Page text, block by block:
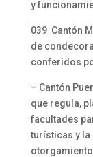
y
039 Cantón
de
conferidos
– Cantón
que regula,
facultades
turísticas y la
otorgamiento